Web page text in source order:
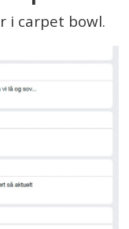
i carpet bowl.